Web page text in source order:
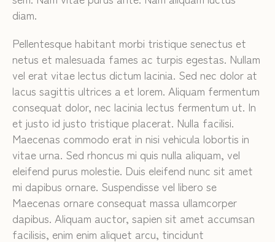
diam.
Pellentesque habitant morbi tristique senectus et
netus et malesuada fames ac turpis egestas. Nullam
vel erat vitae lectus dictum lacinia. Sed nec dolor at
lacus sagittis ultrices a et lorem. Aliquam fermentum
consequat dolor, nec lacinia lectus fermentum ut. In
et justo id justo tristique placerat. Nulla facilisi.
Maecenas commodo erat in nisi vehicula lobortis in
vitae urna. Sed rhoncus mi quis nulla aliquam, vel
eleifend purus molestie. Duis eleifend nunc sit amet
mi dapibus ornare. Suspendisse vel libero se
Maecenas ornare consequat massa ullamcorper
dapibus. Aliquam auctor, sapien sit amet accumsan
facilisis, enim enim aliquet arcu, tincidunt